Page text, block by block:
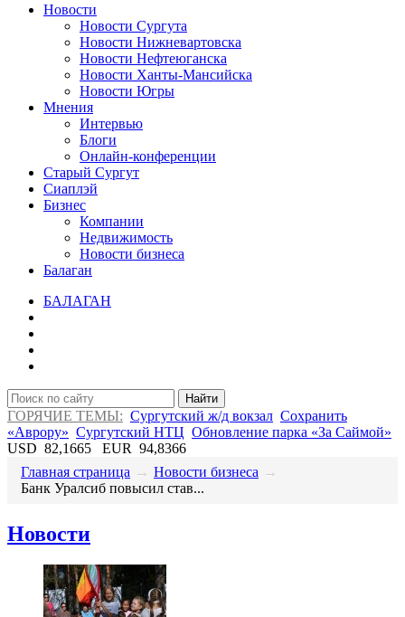
Новости
Новости Сургута
Новости Нижневартовска
Новости Нефтеюганска
Новости Ханты-Мансийска
Новости Югры
Мнения
Интервью
Блоги
Онлайн-конференции
Старый Сургут
Сиаплэй
Бизнес
Компании
Недвижимость
Новости бизнеса
Балаган
БАЛАГАН
Найти
ГОРЯЧИЕ ТЕМЫ: Сургутский ж/д вокзал Сохранить
«Аврору» Сургутский НТЦ Обновление парка «За Саймой»
USD 82,1665 EUR 94,8366
Главная страница → Новости бизнеса →
​Банк Уралсиб повысил став...
Новости